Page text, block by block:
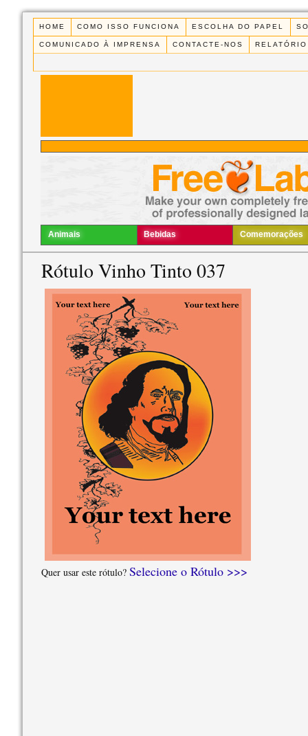
HOME COMO ISSO FUNCIONA ESCOLHA DO PAPEL
COMUNICADO À IMPRENSA CONTACTE-NOS
Animais Bebidas Comemorações
Rótulo Vinho Tinto 037
Quer usar este rótulo? Selecione o Rótulo >>>